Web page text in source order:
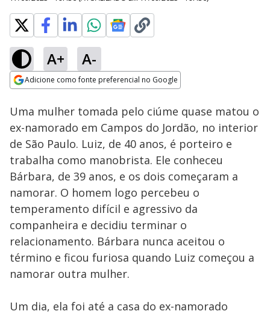
A+ A-
Adicione como fonte preferencial no Google
Ativar
Loaded:
7.96%
Uma mulher tomada pelo ciúme quase matou o
ex-namorado em Campos do Jordão, no interior
de São Paulo. Luiz, de 40 anos, é porteiro e
trabalha como manobrista. Ele conheceu
Bárbara, de 39 anos, e os dois começaram a
namorar. O homem logo percebeu o
temperamento difícil e agressivo da
companheira e decidiu terminar o
relacionamento. Bárbara nunca aceitou o
término e ficou furiosa quando Luiz começou a
namorar outra mulher.
Um dia, ela foi até a casa do ex-namorado